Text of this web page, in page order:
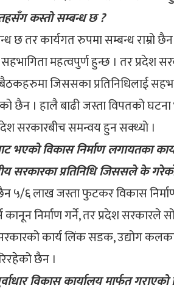
कस्तो सम्बन्ध छ ?
छ तर कार्यगत रुपमा सम्बन्ध राम्रो
महत्वपुर्ण हुन्छ । तर प्रदेश
जिससका प्रतिनिधिलाई
छैन । हालै बाढी जस्ता विपतको
सरकारबीच समन्वय हुन सक्थ्यो ।
भएको विकास निर्माण लगायतका
सरकारका प्रतिनिधि जिससले के
५/६ लाख जस्ता फुटकर विकास
कानून निर्माण गर्ने, तर प्रदेश सरकारले
सरकारको कार्य लिंक सडक, उद्योग
छैन ।
विकास कार्यालय मार्फत